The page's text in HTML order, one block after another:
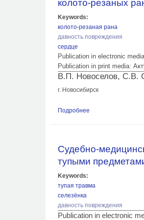
колото-резаных
Keywords:
колото-резаная рана
давность повреждения
сердце
Publication in electronic
Publication in print media:
В.П. Новоселов, С.В.
г. Новосибирск
Подробнее
Cудебно-
тупыми
Keywords:
тупая травма
селезёнка
давность повреждения
Publication in electronic